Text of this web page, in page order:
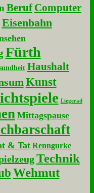
Beruf Computer
Eisenbahn
Fürth
Haushalt
Kunst
Liegerad
Mittagspause
& Tat Renngurke
Technik
Wehmut